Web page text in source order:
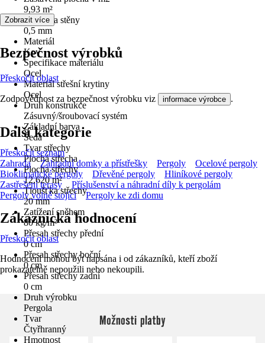
9,93 m²
Tloušťka stěny
0,5 mm
Materiál
Kov
Specifikace materiálu
Ocel
Materiál střešní krytiny
Ocel
Druh konstrukce
Zásuvný/šroubovací systém
Základní barva
Šedá
Tvar střechy
Plochá střecha
Plocha střechy
12,620 m²
Tloušťka střechy
20 mm
Zatížení sněhem
80 kg/m²
Přesah střechy přední
0 cm
Přesah střechy boční
0 cm
Přesah střechy zadní
0 cm
Druh výrobku
Pergola
Tvar
Čtyřhranný
Hmotnost
Zobrazit více
Bezpečnost výrobků
Přeskočit oblast
Zodpovědnost za bezpečnost výrobku viz informace výrobce .
Další kategorie
Přeskočit seznam
Zahrada
Zahradní domky a přístřešky Pergoly
Ocelové pergoly
Bioklimatické pergoly
Dřevěné pergoly
Hliníkové pergoly
Zastřešení terasy
Příslušenství a náhradní díly k pergolám
Pergoly volně stojící
Pergoly ke zdi domu
Zákaznická hodnocení
Přeskočit oblast
Hodnocení mohou být napsána i od zákazníků, kteří zboží
prokazatelně nepoužili nebo nekoupili.
Možnosti platby